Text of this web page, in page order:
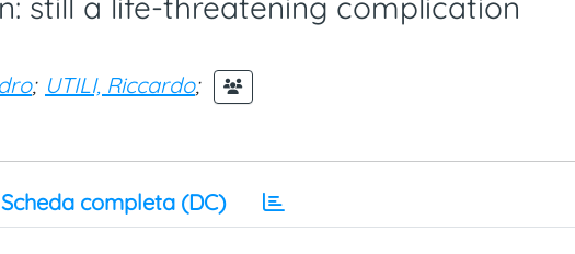
; UTILI, Riccardo;
Scheda completa (DC)